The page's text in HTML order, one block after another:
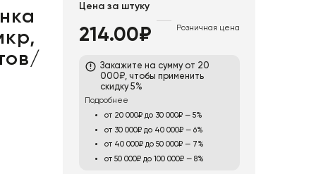
Цена за штуку
214.00₽ Розничная цена
Закажите на сумму от 20
000₽, чтобы применить
скидку 5%
Подробнее
от 20 000₽ до 30 000₽ — 5%
от 30 000₽ до 40 000₽ — 6%
от 40 000₽ до 50 000₽ — 7%
от 50 000₽ до 100 000₽ — 8%